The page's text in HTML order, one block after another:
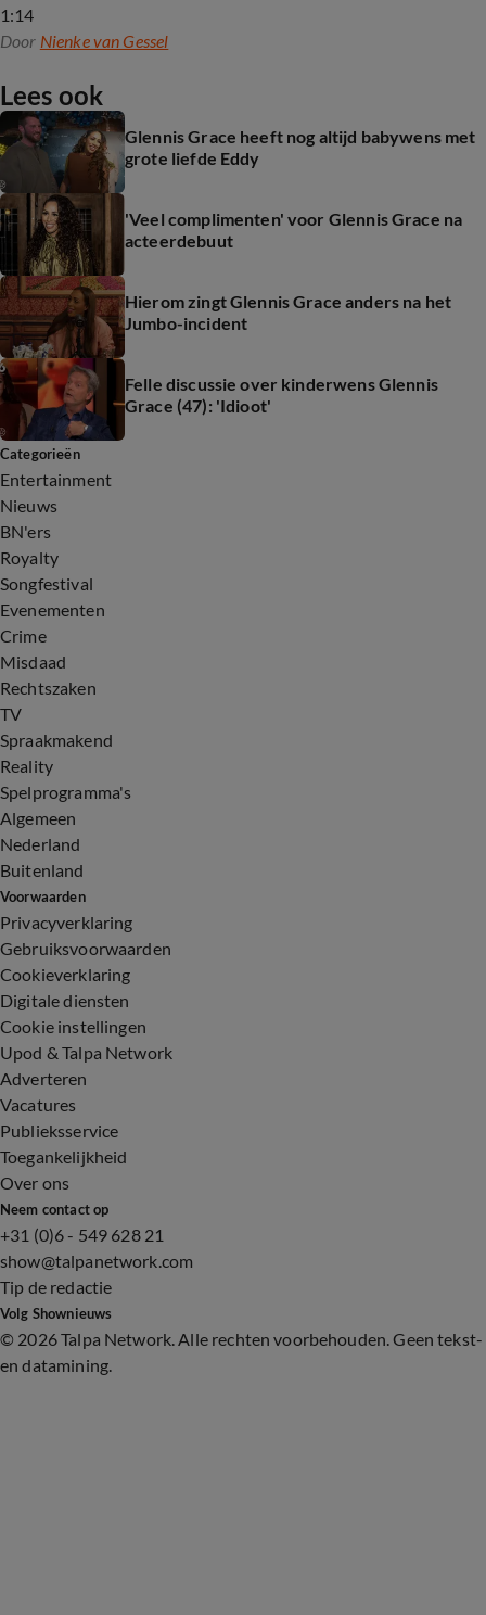
1:14
Door Nienke van Gessel
Lees ook
Glennis Grace heeft nog altijd babywens met
grote liefde Eddy
'Veel complimenten' voor Glennis Grace na
acteerdebuut
Hierom zingt Glennis Grace anders na het
Jumbo-incident
Felle discussie over kinderwens Glennis
Grace (47): 'Idioot'
Categorieën
Entertainment
Nieuws
BN'ers
Royalty
Songfestival
Evenementen
Crime
Misdaad
Rechtszaken
TV
Spraakmakend
Reality
Spelprogramma's
Algemeen
Nederland
Buitenland
Voorwaarden
Privacyverklaring
Gebruiksvoorwaarden
Cookieverklaring
Digitale diensten
Cookie instellingen
Upod & Talpa Network
Adverteren
Vacatures
Publieksservice
Toegankelijkheid
Over ons
Neem contact op
+31 (0)6 - 549 628 21
show@talpanetwork.com
Tip de redactie
Volg Shownieuws
© 2026 Talpa Network. Alle rechten voorbehouden. Geen tekst-
en datamining.